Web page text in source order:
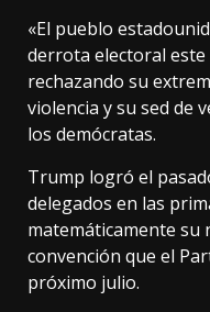
«El pueblo
derrota electoral
rechazando su
violencia y su sed de
los demócratas.
Trump logró el
delegados en las
matemáticamente su
convención que el
próximo julio.